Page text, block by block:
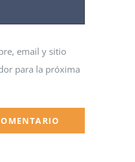
email y sitio
para la próxima